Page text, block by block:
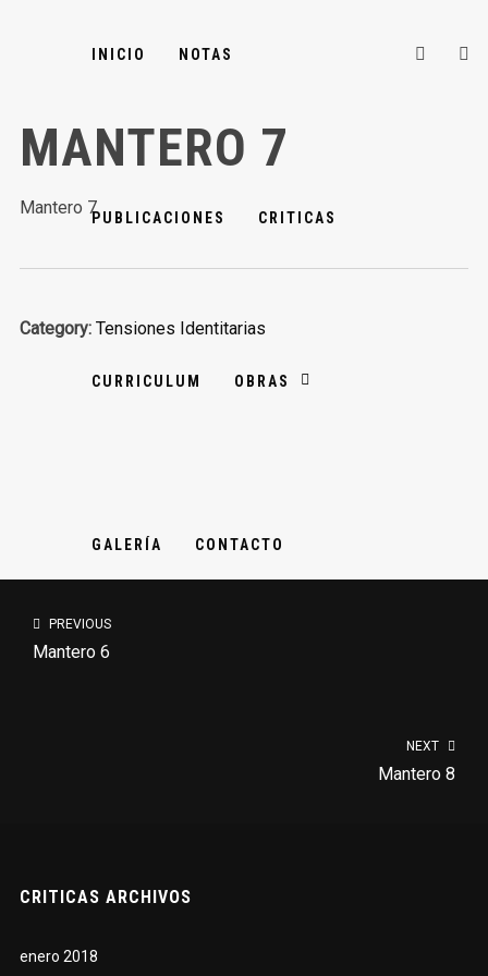
INICIO NOTAS
PUBLICACIONES CRITICAS
CURRICULUM OBRAS
GALERÍA CONTACTO
MANTERO 7
Mantero 7
Category: Tensiones Identitarias
PREVIOUS
Mantero 6
NEXT
Mantero 8
CRITICAS ARCHIVOS
enero 2018